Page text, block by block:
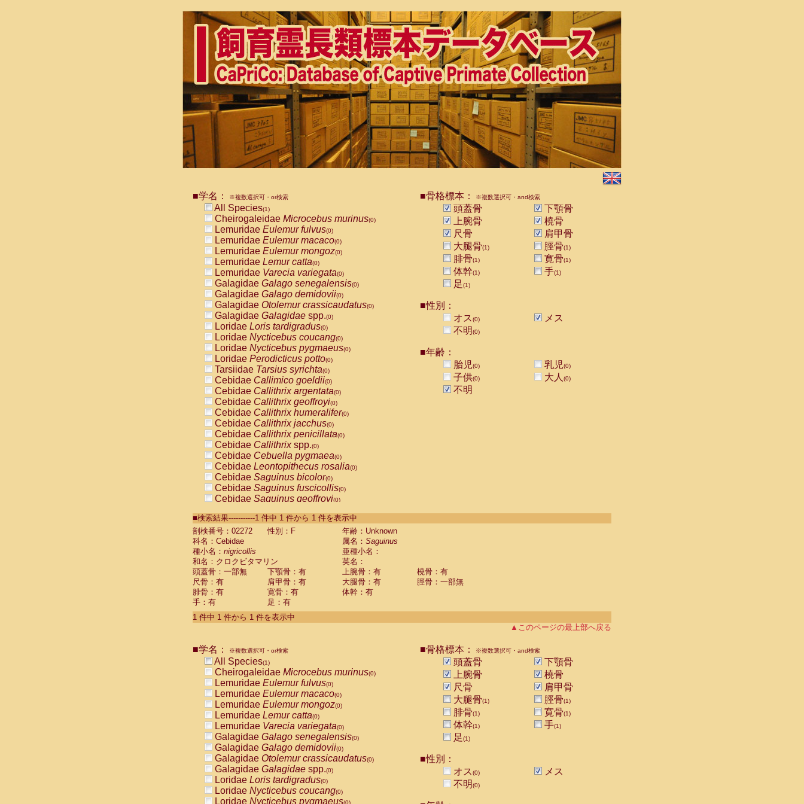
■学名： ※複数選択可・or検索
All Species(1)
Cheirogaleidae Microcebus murinus(0)
Lemuridae Eulemur fulvus(0)
Lemuridae Eulemur macaco(0)
Lemuridae Eulemur mongoz(0)
Lemuridae Lemur catta(0)
Lemuridae Varecia variegata(0)
Galagidae Galago senegalensis(0)
Galagidae Galago demidovii(0)
Galagidae Otolemur crassicaudatus(0)
Galagidae Galagidae spp.(0)
Loridae Loris tardigradus(0)
Loridae Nycticebus coucang(0)
Loridae Nycticebus pygmaeus(0)
Loridae Perodicticus potto(0)
Tarsiidae Tarsius syrichta(0)
Cebidae Callimico goeldii(0)
Cebidae Callithrix argentata(0)
Cebidae Callithrix geoffroyi(0)
Cebidae Callithrix humeralifer(0)
Cebidae Callithrix jacchus(0)
Cebidae Callithrix penicillata(0)
Cebidae Callithrixspp.(0)
Cebidae Cebuella pygmaea(0)
Cebidae Leontopithecus rosalia(0)
Cebidae Saguinus bicolor(0)
Cebidae Saguinus fuscicollis(0)
Cebidae Saguinus geoffroyi(0)
CebidaeSaguinus labiatus(0)
Cebidae Saguinus leucopus (0)
Cebidae
CebidaeSaguinus mystax
CebidaeSaguinus nigricollis (1)
Cebidae Saguinus oedipus
Cebidae Saguinus weddelli
Cebidae Saguinusspp.
Cebidae Aotus trivirgatus
Cebidae Cebus albifrons
CebidaeCebus nigrivittatus
CebidaeCebus
CebidaeSaimiri boliviensis(0)
CebidaeSaimiri sciureus(0)
AtelidaeAlouatta caraya(0)
AtelidaeAlouatta fusca(0)
AtelidaeAlouatta seniculus
AtelidaeAlouattaspp.(0)
AtelidaeAteles belzebuth(0)
AtelidaeAteles geoffroyi(0)
AtelidaeAteles paniscus(0)
AtelidaeAtelesspp.(0)
Atelidae Lagothrix lagothricha
AtelidaeLagothrix lagothricha cana
PitheciidaeCacajao calvus rubicundus
■骨格標本： ※複数選択可・and検索
頭蓋骨
下顎骨
上腕骨
橈骨
尺骨
肩甲骨
大腿骨(1) 脛骨(1)
腓骨(1) 寛骨(1)
体幹(1) 手(1)
足(1)
■性別：
オス(0)
メス
不明(0)
■年齢：
胎児(0) 乳児(0)
子供(0) 大人 (0)
不明
■検索結果-----------1 件中 1 件から 1 件を表示中
剖検番号：02272
性別：F
年齢：Unknown
科名：Cebidae
属名： Saguinus
種小名： nigricollis
亜種小名：
和名：クロクビタマリン
英名：
頭蓋骨：一部無
下顎骨：有 上腕骨：有
橈骨：有
尺骨：有
肩甲骨：有 大腿骨：有
脛骨：一部無
腓骨：有
寛骨：有
体幹：有
手：有
足：有
1 件中 1 件から 1 件を表示中
▲このページの最上部へ戻る
■学名： ※複数選択可・or検索
All Species(1)
Cheirogaleidae Microcebus murinus(0)
Lemuridae Eulemur fulvus(0)
Lemuridae Eulemur macaco(0)
Lemuridae Eulemur mongoz(0)
Lemuridae Lemur catta(0)
Lemuridae Varecia variegata(0)
Galagidae Galago senegalensis(0)
Galagidae Galago demidovii(0)
Galagidae Otolemur crassicaudatus(0)
Galagidae Galagidae spp.(0)
Loridae Loris tardigradus(0)
Loridae Nycticebus coucang(0)
Loridae Nycticebus pygmaeus(0)
■骨格標本： ※複数選択可・and検索
頭蓋骨
下顎骨
上腕骨
橈骨
尺骨
肩甲骨
大腿骨(1) 脛骨(1)
腓骨(1) 寛骨(1)
体幹(1) 手(1)
足(1)
■性別：
オス(0)
メス
不明(0)